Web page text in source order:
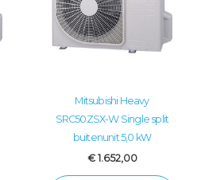
Mitsubishi Heavy
SRC50ZSX-W Single split
buitenunit 5,0 kW
€1.652,00